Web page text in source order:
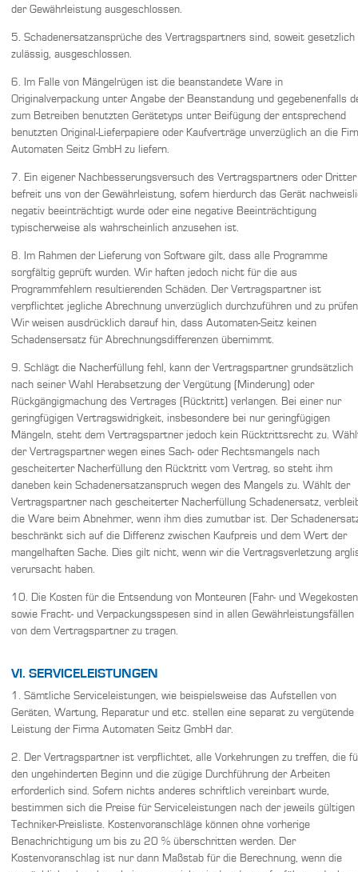
der Gewährleistung ausgeschlossen.
5. Schadenersatzansprüche des Vertragspartners sind, soweit gesetzlich
zulässig, ausgeschlossen.
6. Im Falle von Mängelrügen ist die beanstandete Ware in
Originalverpackung unter Angabe der Beanstandung und gegebenenfalls
zum Betreiben benutzten Gerätetyps unter Beifügung der entsprechend
benutzten Original-Lieferpapiere oder Kaufverträge unverzüglich an die
Automaten Seitz GmbH zu liefern.
7. Ein eigener Nachbesserungsversuch des Vertragspartners oder Dritter
befreit uns von der Gewährleistung, sofern hierdurch das Gerät
negativ beeinträchtigt wurde oder eine negative Beeinträchtigung
typischerweise als wahrscheinlich anzusehen ist.
8. Im Rahmen der Lieferung von Software gilt, dass alle Programme
sorgfältig geprüft wurden. Wir haften jedoch nicht für die aus
Programmfehlern resultierenden Schäden. Der Vertragspartner ist
verpflichtet jegliche Abrechnung unverzüglich durchzuführen und zu
Wir weisen ausdrücklich darauf hin, dass Automaten-Seitz keinen
Schadensersatz für Abrechnungsdifferenzen übernimmt.
9. Schlägt die Nacherfüllung fehl, kann der Vertragspartner grundsätzlich
nach seiner Wahl Herabsetzung der Vergütung (Minderung) oder
Rückgängigmachung des Vertrages (Rücktritt) verlangen. Bei einer nur
geringfügigen Vertragswidrigkeit, insbesondere bei nur geringfügigen
Mängeln, steht dem Vertragspartner jedoch kein Rücktrittsrecht zu.
der Vertragspartner wegen eines Sach- oder Rechtsmangels nach
gescheiterter Nacherfüllung den Rücktritt vom Vertrag, so steht ihm
daneben kein Schadenersatzanspruch wegen des Mangels zu. Wählt der
Vertragspartner nach gescheiterter Nacherfüllung Schadenersatz,
die Ware beim Abnehmer, wenn ihm dies zumutbar ist. Der
beschränkt sich auf die Differenz zwischen Kaufpreis und dem Wert der
mangelhaften Sache. Dies gilt nicht, wenn wir die Vertragsverletzung
verursacht haben.
10. Die Kosten für die Entsendung von Monteuren (Fahr- und
sowie Fracht- und Verpackungsspesen sind in allen Gewährleistungsfällen
von dem Vertragspartner zu tragen.
VI. SERVICELEISTUNGEN
1. Sämtliche Serviceleistungen, wie beispielsweise das Aufstellen von
Geräten, Wartung, Reparatur und etc. stellen eine separat zu vergütende
Leistung der Firma Automaten Seitz GmbH dar.
2. Der Vertragspartner ist verpflichtet, alle Vorkehrungen zu treffen, die
den ungehinderten Beginn und die zügige Durchführung der Arbeiten
erforderlich sind. Sofern nichts anderes schriftlich vereinbart wurde,
bestimmen sich die Preise für Serviceleistungen nach der jeweils gültigen
Techniker-Preisliste. Kostenvoranschläge können ohne vorherige
Benachrichtigung um bis zu 20 % überschritten werden. Der
Kostenvoranschlag ist nur dann Maßstab für die Berechnung, wenn die